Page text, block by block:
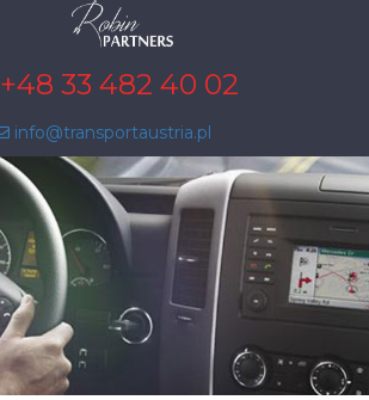
+48 33 482 40 02
info@transportaustria.pl